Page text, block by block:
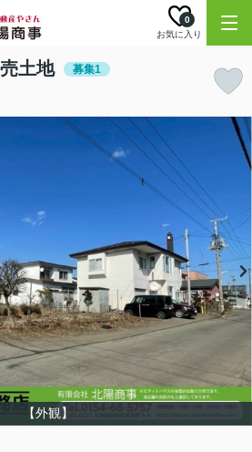
お気に入り
0
土地 募集1
【外観】